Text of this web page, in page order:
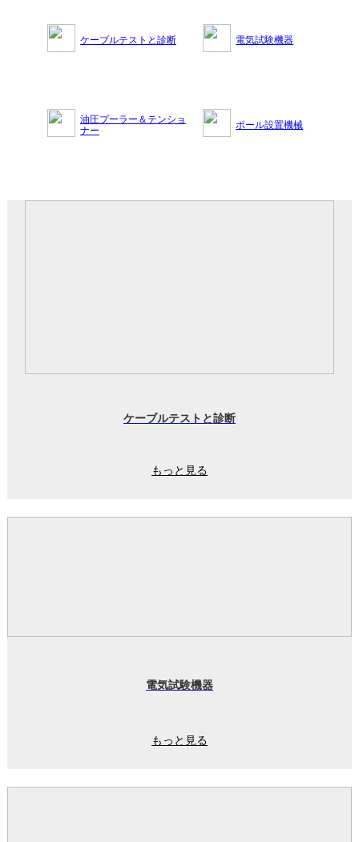
ケーブルテストと診断 電気試験機器
油圧プーラー＆テンショ
ナー
ポール設置機械
ケーブルテストと診断
もっと見る
電気試験機器
もっと見る